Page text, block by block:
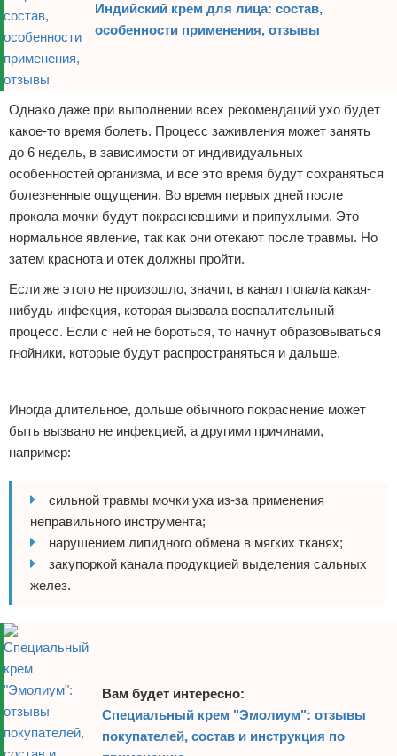
Индийский крем для лица: состав,
особенности применения, отзывы
Однако даже при выполнении всех рекомендаций ухо будет
какое-то время болеть. Процесс заживления может занять
до 6 недель, в зависимости от индивидуальных
особенностей организма, и все это время будут сохраняться
болезненные ощущения. Во время первых дней после
прокола мочки будут покрасневшими и припухлыми. Это
нормальное явление, так как они отекают после травмы. Но
затем краснота и отек должны пройти.
Если же этого не произошло, значит, в канал попала какая-
нибудь инфекция, которая вызвала воспалительный
процесс. Если с ней не бороться, то начнут образовываться
гнойники, которые будут распространяться и дальше.
Иногда длительное, дольше обычного покраснение может
быть вызвано не инфекцией, а другими причинами,
например:
сильной травмы мочки уха из-за применения
неправильного инструмента;
нарушением липидного обмена в мягких тканях;
закупоркой канала продукцией выделения сальных
желез.
Вам будет интересно:
Специальный крем "Эмолиум": отзывы
покупателей, состав и инструкция по